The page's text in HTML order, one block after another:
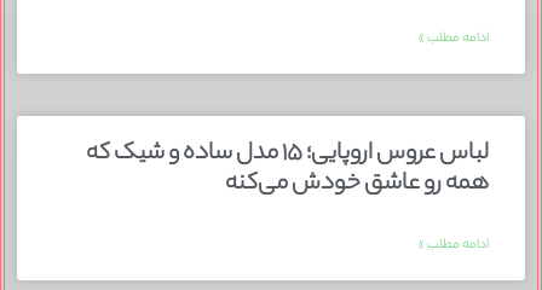
ادامه مطلب »
لباس عروس اروپایی؛ ۱۵ مدل ساده و شیک که
همه رو عاشق خودش می‌کنه
ادامه مطلب »